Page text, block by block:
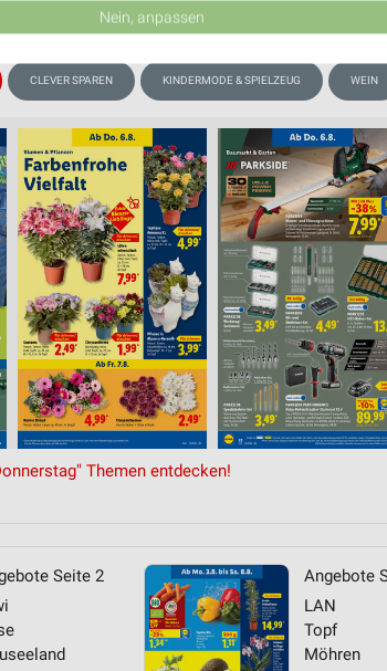
CLEVER SPAREN KINDERMODE & SPIELZEUG WEIN
Themen entdecken!
Seite 2
Angebote
LAN
Topf
Möhren
Werbung
von Inhalten
personalisierter Inhalte
oder Kombinationen von Daten aus
von Inhalten
Nein, anpassen